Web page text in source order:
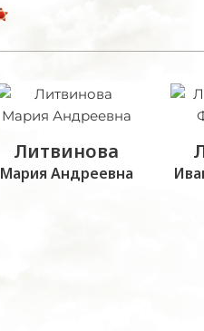
Литвинова
Мария Андреевна